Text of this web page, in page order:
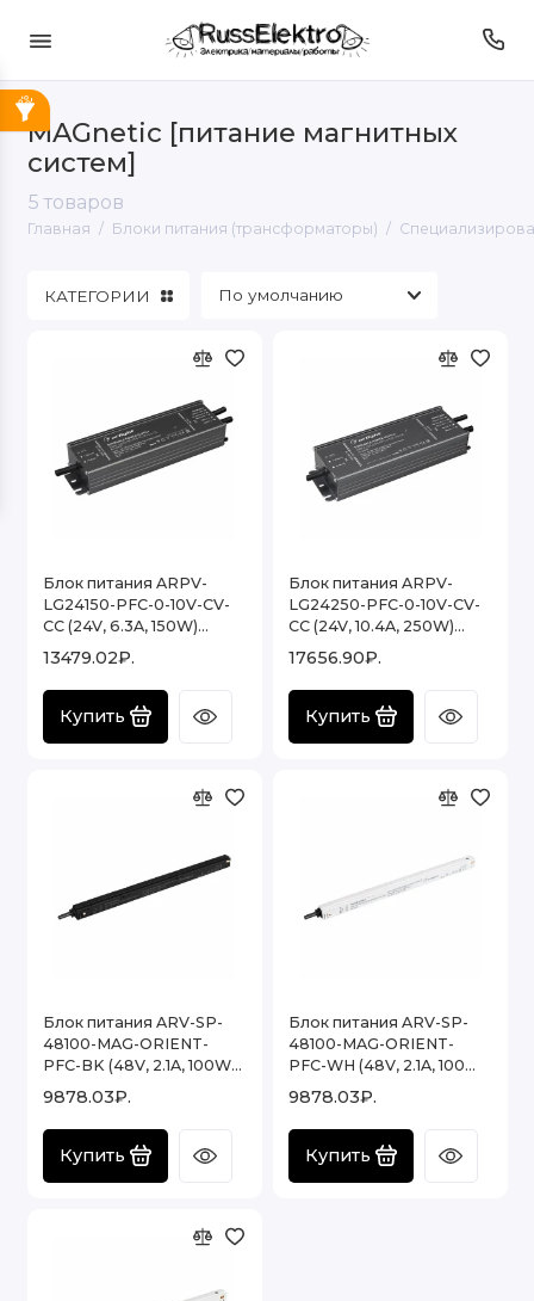
MAGnetic [питание магнитных
систем]
5 товаров
Главная Блоки питания (трансформаторы)
Блок питания на DIN рейку
Блоки питания (герметичные) ip66
Блоки питания 12V
Блоки питания 24V
Блоки питания 36V
Блоки питания 5V
Диммируемые блоки питания AC/DC
Драйвер для светодиодного светильника
Специализированные источники питания
светодиодов
AC/DC регулируемые источники
Аварийные блоки питания
Адаптеры для светильников AC/DC
Показать все
КАТЕГОРИИ
Блок питания ARPV-
LG24150-PFC-0-10V-CV-
CC (24V, 6.3A, 150W)
лет)
13479.02₽.
Купить
Блок питания ARPV-
LG24250-PFC-0-10V-CV-
CC (24V, 10.4A, 250W)
лет)
17656.90₽.
Купить
Блок питания ARV-SP-
48100-MAG-ORIENT-
PFC-BK (48V, 2.1A, 100W)
лет)
9878.03₽.
Купить
Блок питания ARV-SP-
48100-MAG-ORIENT-
PFC-WH (48V, 2.1A, 100W)
лет)
9878.03₽.
Купить